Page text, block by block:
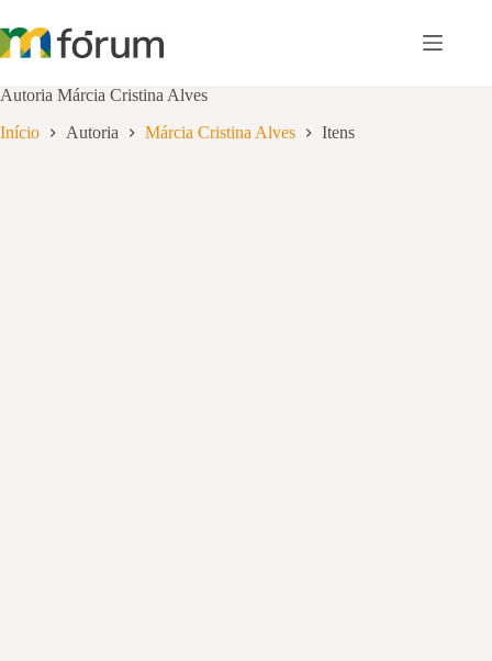
para
o
Autoria Márcia Cristina Alves
Início Autoria Márcia Cristina Alves Itens